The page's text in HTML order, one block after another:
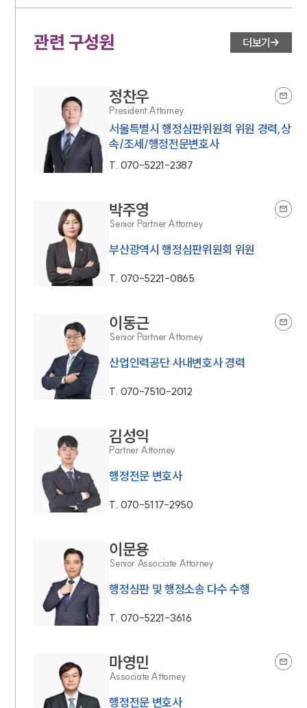
관련 구성원 더보기
정찬우
President Attorney
서울특별시 행정심판위원회 위원 경력,상
속/조세/행정전문변호사
T. 070-5221-2387
박주영
Senior Partner Attorney
부산광역시 행정심판위원회 위원
T. 070-5221-0865
이동근
Senior Partner Attorney
산업인력공단 사내변호사 경력
T. 070-7510-2012
김성익
Partner Attorney
행정전문 변호사
T. 070-5117-2950
이문용
Senior Associate Attorney
행정심판 및 행정소송 다수 수행
T. 070-5221-3616
마영민
Associate Attorney
행정전문 변호사